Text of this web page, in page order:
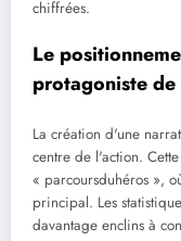
chiffrées.
Le
protagoniste
La création d'une
centre de l'action.
« parcoursduhéros »,
principal. Les
davantage enclins à